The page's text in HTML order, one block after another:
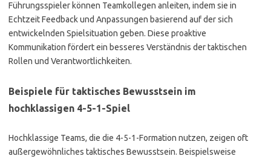
Führungsspieler können Teamkollegen anleiten, indem sie in
Echtzeit Feedback und Anpassungen basierend auf der sich
entwickelnden Spielsituation geben. Diese proaktive
Kommunikation fördert ein besseres Verständnis der taktischen
Rollen und Verantwortlichkeiten.
Beispiele für taktisches Bewusstsein im
hochklassigen 4-5-1-Spiel
Hochklassige Teams, die die 4-5-1-Formation nutzen, zeigen oft
außergewöhnliches taktisches Bewusstsein. Beispielsweise